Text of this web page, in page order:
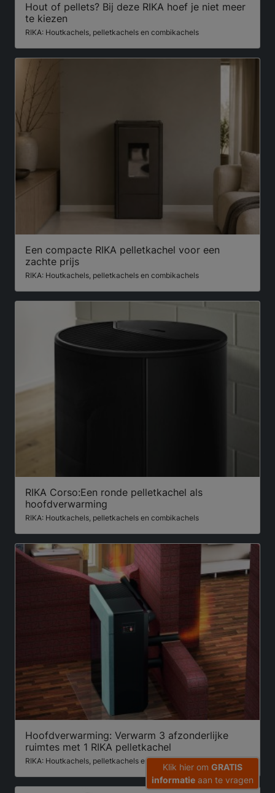
Hout of pellets? Bij deze RIKA hoef je niet meer
te kiezen
RIKA: Houtkachels, pelletkachels en combikachels
Een compacte RIKA pelletkachel voor een
zachte prijs
RIKA: Houtkachels, pelletkachels en combikachels
RIKA Corso:Een ronde pelletkachel als
hoofdverwarming
RIKA: Houtkachels, pelletkachels en combikachels
Hoofdverwarming: Verwarm 3 afzonderlijke
ruimtes met 1 RIKA pelletkachel
RIKA: Houtkachels, pelletkachels en combikachels
Klik hier om GRATIS
informatie aan te vragen